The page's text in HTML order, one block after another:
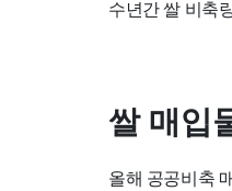
수년간 쌀 비축
쌀 매입
올해 공공비축